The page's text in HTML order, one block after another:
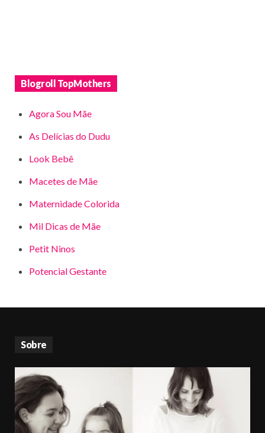
Blogroll TopMothers
Agora Sou Mãe
As Delícias do Dudu
Look Bebê
Macetes de Mãe
Maternidade Colorida
Mil Dicas de Mãe
Petit Ninos
Potencial Gestante
Sobre